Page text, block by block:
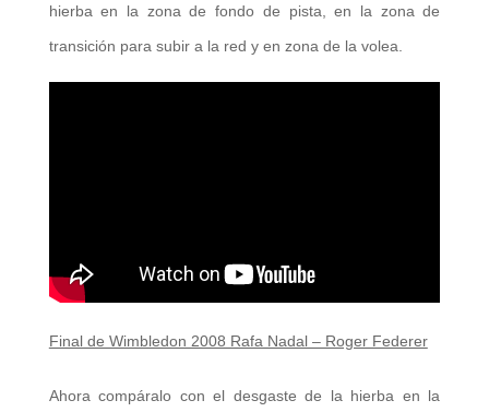
hierba en la zona de fondo de pista, en la zona de
transición para subir a la red y en zona de la volea.
Final de Wimbledon 2008 Rafa Nadal – Roger Federer
Ahora compáralo con el desgaste de la hierba en la